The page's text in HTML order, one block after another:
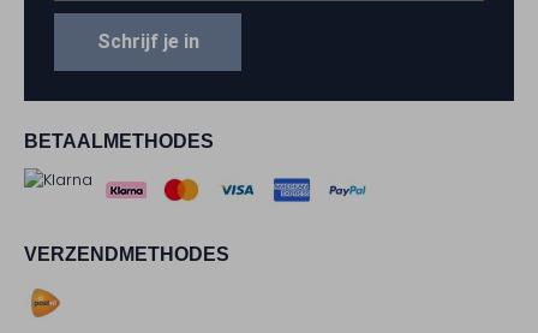
BETAALMETHODES
VERZENDMETHODES
Schrijf je in